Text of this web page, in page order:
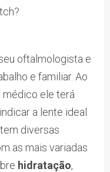
oftalmologista e
e familiar. Ao
médico ele terá
a lente ideal
diversas
as mais variadas
hidratação,